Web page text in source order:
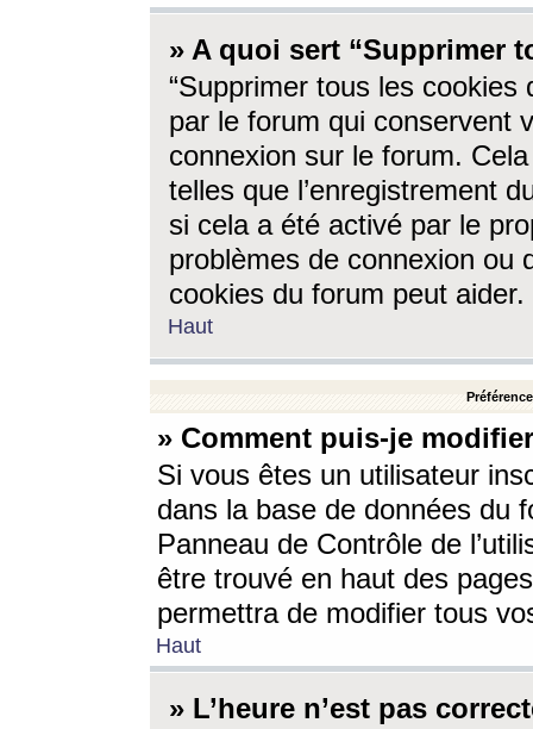
» A quoi sert “Supprimer
“Supprimer tous les cookies
par le forum qui conservent
connexion sur le forum.
telles que l’enregistrement
si cela a été activé par le
problèmes de connexion ou
cookies du forum peut aider.
Haut
» Comment puis-je
Si vous êtes un utilisateur
dans la base de données du
Panneau de Contrôle de
être trouvé en haut des
permettra de modifier tous
Haut
» L’heure n’est pas